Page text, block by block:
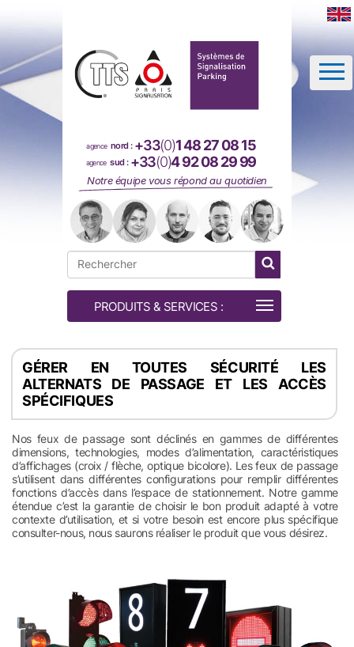
agence nord : +33(0)1 48 27 08 15
agence sud : +33(0)4 92 08 29 99
Notre équipe vous répond au quotidien
GÉRER EN TOUTES SÉCURITÉ LES
ALTERNATS DE PASSAGE ET LES ACCÈS
SPÉCIFIQUES
Nos feux de passage sont déclinés en gammes de différentes
dimensions, technologies, modes d’alimentation, caractéristiques
d’affichages (croix / flèche, optique bicolore). Les feux de passage
s’utilisent dans différentes configurations pour remplir différentes
fonctions d’accès dans l’espace de stationnement. Notre gamme
étendue c’est la garantie de choisir le bon produit adapté à votre
contexte d’utilisation, et si votre besoin est encore plus spécifique
consulter-nous, nous saurons réaliser le produit que vous désirez.